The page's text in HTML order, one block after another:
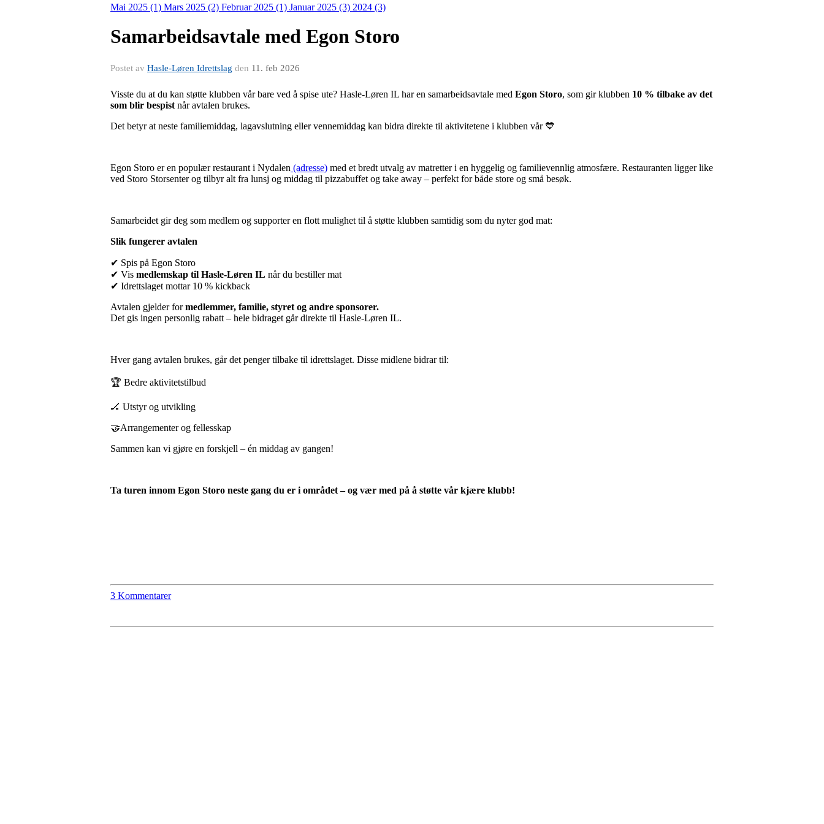
Mai 2025 (1) Mars 2025 (2) Februar 2025 (1) Januar 2025 (3) 2024 (3)
Samarbeidsavtale med Egon Storo
Postet av Hasle-Løren Idrettslag den 11. feb 2026
Visste du at du kan støtte klubben vår bare ved å spise ute? Hasle-Løren IL har en samarbeidsavtale med Egon Storo, som gir klubben 10 % tilbake av det
som blir bespist når avtalen brukes.
Det betyr at neste familiemiddag, lagavslutning eller vennemiddag kan bidra direkte til aktivitetene i klubben vår 💙
Egon Storo er en populær restaurant i Nydalen (adresse) med et bredt utvalg av matretter i en hyggelig og familievennlig atmosfære. Restauranten ligger like
ved Storo Storsenter og tilbyr alt fra lunsj og middag til pizzabuffet og take away – perfekt for både store og små besøk.
Samarbeidet gir deg som medlem og supporter en flott mulighet til å støtte klubben samtidig som du nyter god mat:
Slik fungerer avtalen
✔ Spis på Egon Storo
✔ Vis medlemskap til Hasle-Løren IL når du bestiller mat
✔ Idrettslaget mottar 10 % kickback
Avtalen gjelder formedlemmer, familie, styret og andre sponsorer.
Det gis ingen personlig rabatt – hele bidraget går direkte til Hasle-Løren IL.
Hver gang avtalen brukes, går det penger tilbake til idrettslaget. Disse midlene bidrar til:
🏆 Bedre aktivitetstilbud
🏒 Utstyr og utvikling
🤝Arrangementer og fellesskap
Sammen kan vi gjøre en forskjell – én middag av gangen!
Ta turen innom Egon Storo neste gang du er i området – og vær med på å støtte vår kjære klubb!
3 Kommentarer